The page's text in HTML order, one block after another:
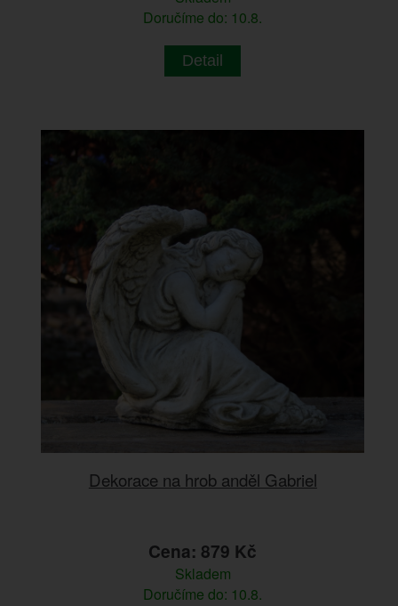
Doručíme do: 10.8.
Detail
Dekorace na hrob anděl Gabriel
Cena: 879 Kč
Skladem
Doručíme do: 10.8.